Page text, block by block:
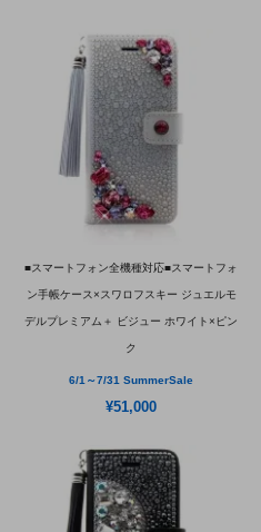
■スマートフォン全機種対応■スマートフォ
ン手帳ケース×スワロフスキー ジュエルモ
デルプレミアム＋ ビジュー ホワイト×ピン
ク
6/1～7/31 SummerSale
¥51,000